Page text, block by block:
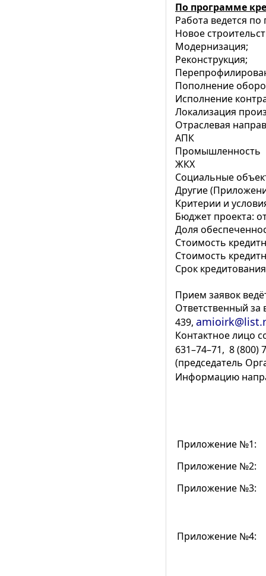
По программе
Работа ведется
Новое
Модернизация;
Реконструкция;
Пополнение
Исполнение
Локализация
Отраслевая
АПК
Промышленность
ЖКХ
Социальные
Другие
Критерии и
Бюджет проекта:
Доля
Стоимость
Стоимость
Срок
Прием заявок
Ответственный за
439,
Контактное лицо
631–74–71, 8 (800)
(председатель
Информацию
Приложение №1:
Приложение №2:
Приложение №3:
Приложение №4: